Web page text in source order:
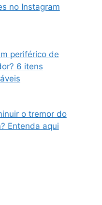
no Instagram
periférico de
6 itens
o tremor do
Entenda aqui